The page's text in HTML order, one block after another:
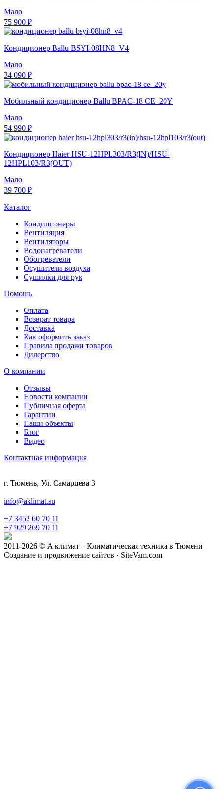
Мало
75 900 ₽
Кондиционер Ballu BSYI-08HN8_V4
Мало
34 090 ₽
Мобильный кондиционер Ballu BPAC-18 CE_20Y
Мало
54 990 ₽
Кондиционер Haier HSU-12HPL303/R3(IN)/HSU-
12HPL103/R3(OUT)
Мало
39 700 ₽
Каталог
Кондиционеры
Вентиляция
Вентиляторы
Водонагреватели
Обогреватели
Осушители воздуха
Сушилки для рук
Помощь
Оплата
Возврат товара
Доставка
Как оформить заказ
Правила продажи товаров
Дилерство
О компании
Отзывы
Новости компании
Публичная оферта
Гарантии
Наши объекты
Блог
Видео
Контактная информация
г. Тюмень, Ул. Самарцева 3
info@aklimat.su
+7 3452 60 70 11
+7 929 269 70 11
2011-2026 © А климат – Климатическая техника в Тюмени
Создание и продвижение сайтов · SiteVam.com